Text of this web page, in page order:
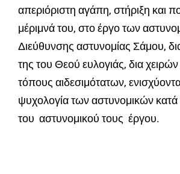
απεριόριστη αγάπη, στήριξη και
μέριμνά του, στο έργο των
Διεύθυνσης αστυνομίας Σάμου,
της του Θεού ευλογιάς, δια
τόπους αιδεσιμότατων,
ψυχολογία των αστυνομικών
του αστυνομικού τους έργου.